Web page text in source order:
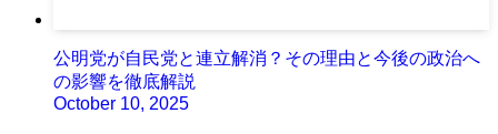
公明党が自民党と連立解消？その理由と今後の政治へ
の影響を徹底解説
October 10, 2025